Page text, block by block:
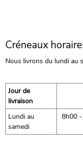
Créneaux
Nous livrons du lundi au
Jour de
livraison
Lundi au
samedi
8h00